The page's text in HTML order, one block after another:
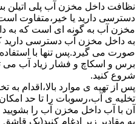
نظافت داخل مخزن آب پلی اتیلن
دسترسی دارید یا خیر،متفاوت
مخزن آب به گونه ای است که به
به داخل مخزن آب دسترسی دارید
صورت می گیرد.پس تنها با
برس و اسکاچ و فشار زیاد آب می
شروع کنید.
پس از تهیه ی موارد بالا،اقدام به
تخلیه ی آب،رسوبات را تا حد
آن با آب داخل مخزن آب را
به مقادیر زیر ادغام کنید(یک